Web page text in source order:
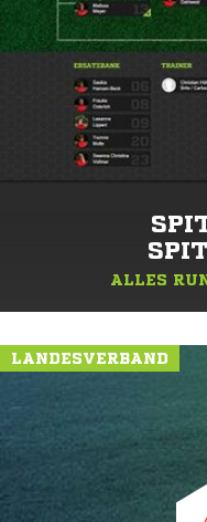
ALLES
LANDESVERBAND